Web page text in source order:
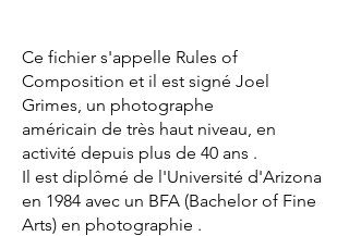
Ce fichier s'appelle Rules of
Composition et il est signé Joel
Grimes, un photographe
américain de très haut niveau, en
activité depuis plus de 40 ans .
Il est diplômé de l'Université d'Arizona
en 1984 avec un BFA (Bachelor of Fine
Arts) en photographie .